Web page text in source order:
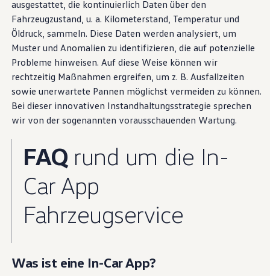
Mit dem kostenlosen Basispaket VW Connect stehen Ihnen je
nach Fahrzeug viele nützliche Funktionen zur Verfügung – zum
Beispiel aktuelle Fahrdaten und Fahrzeuginformationen wie der
Status von Türen und Licht sowie die Parkposition und
Navigationsdienste. Die Nutzung ist ab Erstauslieferung des
Fahrzeugs für 10 Jahre kostenlos.
Jetzt VW Connect kostenlos aktivieren
Unsere Extras. Ihre
Möglichkeiten.
Erweitern Sie Ihren Volkswagen
Wünschen: Wählen Sie aus zusätzlichen
Alltag erleichtern und jede Fahrt noch
ausgestattet, die kontinuierlich Daten über den
Fahrzeugzustand, u. a. Kilometerstand, Temperatur und
Öldruck, sammeln. Diese Daten werden analysiert, um
Muster und Anomalien zu identifizieren, die auf potenzielle
Probleme hinweisen. Auf diese Weise können wir
rechtzeitig Maßnahmen ergreifen, um z. B. Ausfallzeiten
sowie unerwartete Pannen möglichst vermeiden zu können.
Bei dieser innovativen Instandhaltungsstrategie sprechen
wir von der sogenannten vorausschauenden Wartung.
FAQ rund um die In-
Car App
Fahrzeugservice
Was ist eine In-Car App?